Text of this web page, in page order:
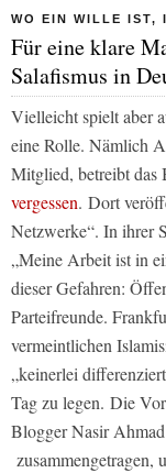
WO EIN WILLE IST,
Für eine klare
Salafismus in
Vielleicht spielt aber
eine Rolle. Nämlich
Mitglied, betreibt das
vergessen. Dort
Netzwerke“. In ihrer
„Meine Arbeit ist in
dieser Gefahren:
Parteifreunde.
vermeintlichen
„keinerlei
Tag zu legen. Die
Blogger Nasir
zusammengetragen,